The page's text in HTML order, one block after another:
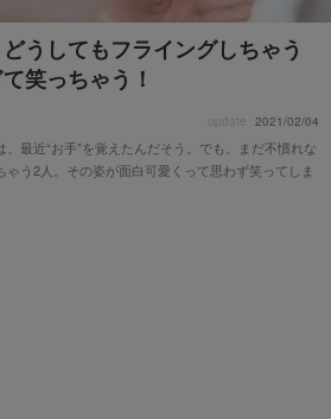
うしてもフライングしちゃう
笑っちゃう！
update 2021/02/04
最近“お手”を覚えたんだそう。でも、まだ不慣れな
う2人。その姿が面白可愛くって思わず笑ってしま